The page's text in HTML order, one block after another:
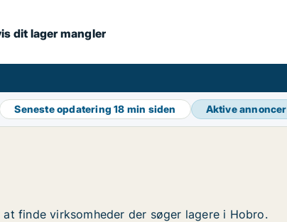
dit lager mangler
Seneste opdatering18 min siden Aktive annoncer
finde virksomheder der søger lagere i Hobro.